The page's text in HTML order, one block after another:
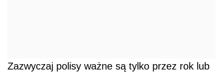
zysk, jeżelioprocentowanie lokaty będzie